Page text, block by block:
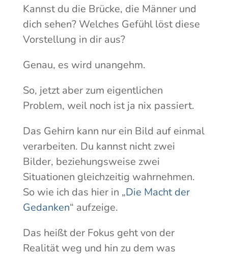
Kannst du die Brücke, die Männer und
dich sehen? Welches Gefühl löst diese
Vorstellung in dir aus?
Genau, es wird unangehm.
So, jetzt aber zum eigentlichen
Problem, weil noch ist ja nix passiert.
Das Gehirn kann nur ein Bild auf einmal
verarbeiten. Du kannst nicht zwei
Bilder, beziehungsweise zwei
Situationen gleichzeitig wahrnehmen.
So wie ich das hier in „Die Macht der
Gedanken“ aufzeige.
Das heißt der Fokus geht von der
Realität weg und hin zu dem was